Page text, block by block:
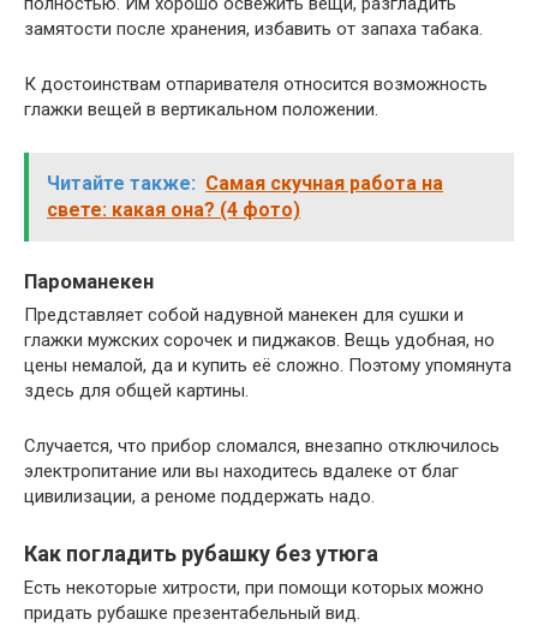
замятости после хранения, избавить от запаха табака.
К достоинствам отпаривателя относится возможность
глажки вещей в вертикальном положении.
Читайте также: Самая скучная работа на
свете: какая она? (4 фото)
Пароманекен
Представляет собой надувной манекен для сушки и
глажки мужских сорочек и пиджаков. Вещь удобная, но
цены немалой, да и купить её сложно. Поэтому упомянута
здесь для общей картины.
Случается, что прибор сломался, внезапно отключилось
электропитание или вы находитесь вдалеке от благ
цивилизации, а реноме поддержать надо.
Как погладить рубашку без утюга
Есть некоторые хитрости, при помощи которых можно
придать рубашке презентабельный вид.